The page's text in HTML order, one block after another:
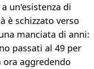
un'esistenza di
è schizzato verso
manciata di anni:
passati al 49 per
ora aggredendo